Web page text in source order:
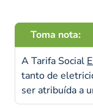
Toma nota:
A Tarifa Social
tanto de
ser atribuída a